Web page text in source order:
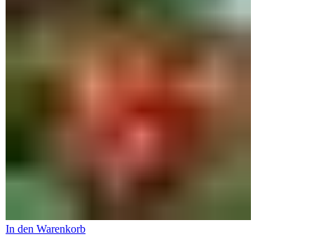
In den Warenkorb